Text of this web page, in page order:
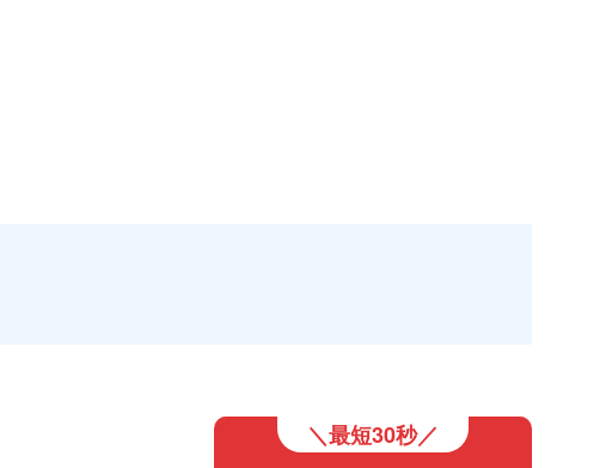
＼最短30秒／